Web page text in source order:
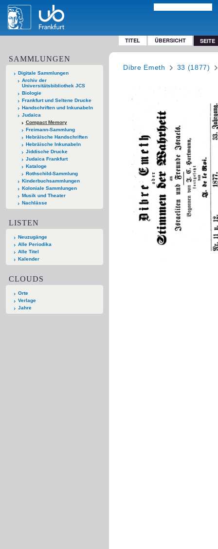
TITEL ÜBERSICHT SEITE
SAMMLUNGEN
Digitale Sammlungen
Archiv der
Universitätsbibliothek JCS
Biologie
Frankfurt und Seltene Drucke
Handschriften und Inkunabeln
Judaica
Compact Memory
Freimann-Sammlung
Hebräische Handschriften
Hebräische Inkunabeln
Jiddische Drucke
Judaica Frankfurt
Kataloge
Rothschild-Sammlung
Kinderbuchsammlungen
Koloniale Sammlungen
Musik und Theater
Nachlässe
LISTEN
Neuzugänge
Alle Periodika
Alle Titel
Kalender
CLOUDS
Orte
Verlage
Jahre
Dibre Emeth 33 (1877)